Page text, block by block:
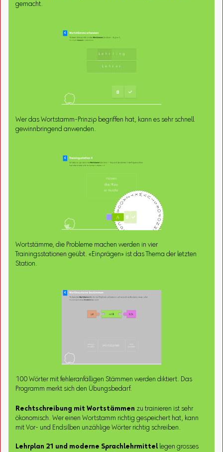
gemacht.
Wer das Wortstamm-Prinzip begriffen hat, kann es sehr schnell
gewinnbringend anwenden.
Wortstämme, die Probleme machen werden in vier
Trainingsstationen geübt. «Einprägen» ist das Thema der letzten
Station.
100 Wörter mit fehleranfälligen Stämmen werden diktiert. Das
Programm merkt sich den Übungsbedarf.
Rechtschreibung mit Wortstämmen zu trainieren ist sehr
ökonomisch. Wer einen Wortstamm richtig gespeichert hat, kann
mit Vor- und Endsilben unzählige Wörter richtig schreiben.
Lehrplan 21 und moderne Sprachlehrmittellegen grosses